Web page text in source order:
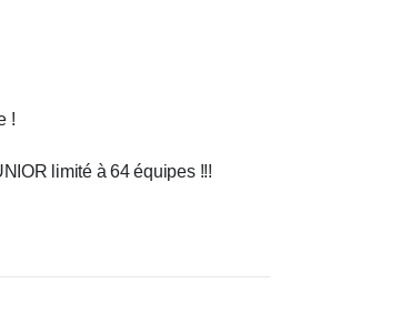
!
limité à 64 équipes !!!